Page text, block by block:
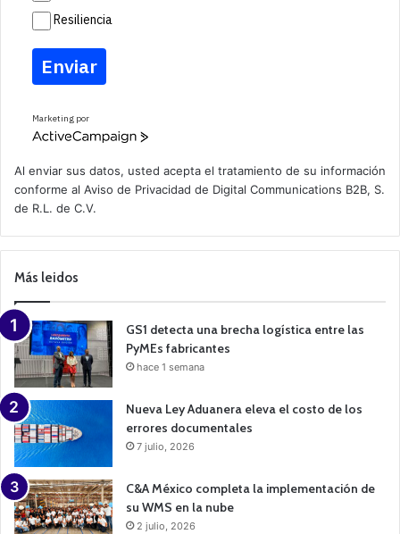
Resiliencia
Enviar
Marketing por
A
v
e
a
m
a
n
Al enviar sus datos, usted acepta el tratamiento de su información
conforme al Aviso de Privacidad de Digital Communications B2B, S.
de R.L. de C.V.
Más leidos
GS1 detecta una brecha logística entre las
PyMEs fabricantes
hace 1 semana
Nueva Ley Aduanera eleva el costo de los
errores documentales
7 julio, 2026
C&A México completa la implementación de
su WMS en la nube
2 julio, 2026